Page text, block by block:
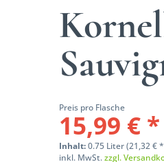
Preis pro Flasche
15,99 € *
Inhalt:0.75 Liter (21,32 €
inkl. MwSt.zzgl.